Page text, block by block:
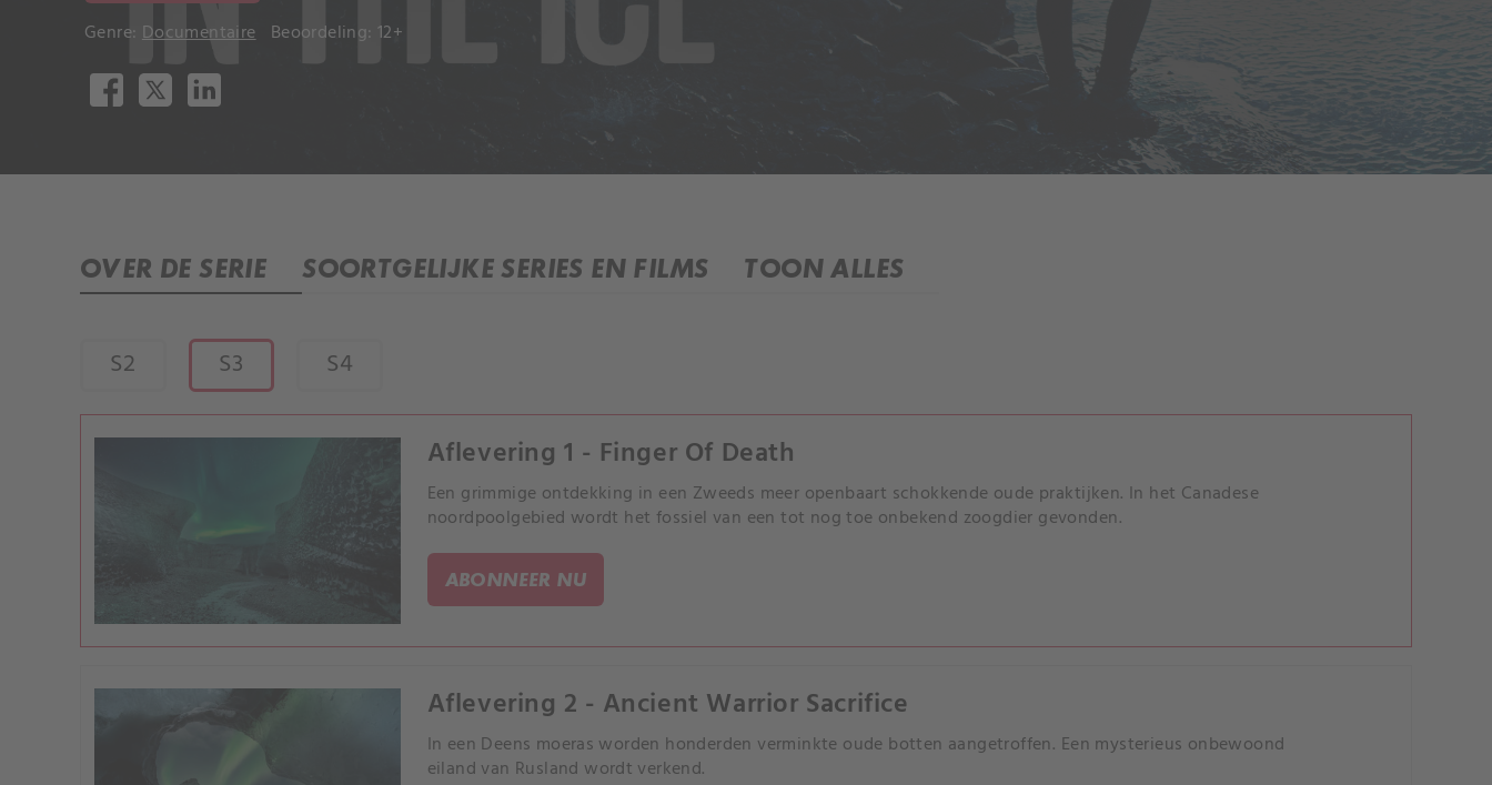
Genre: Documentaire Beoordeling: 12+
OVER DE SERIE SOORTGELIJKE SERIES EN FILMS TOON ALLES
S2 S3 S4
Aflevering 1 - Finger Of Death
Een grimmige ontdekking in een Zweeds meer openbaart schokkende oude praktijken. In het Canadese
noordpoolgebied wordt het fossiel van een tot nog toe onbekend zoogdier gevonden.
ABONNEER NU
Aflevering 2 - Ancient Warrior Sacrifice
In een Deens moeras worden honderden verminkte oude botten aangetroffen. Een mysterieus onbewoond
eiland van Rusland wordt verkend.